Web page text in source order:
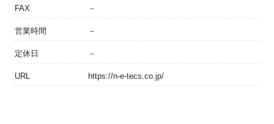
FAX －
営業時間 －
定休日 －
URL https://n-e-tecs.co.jp/